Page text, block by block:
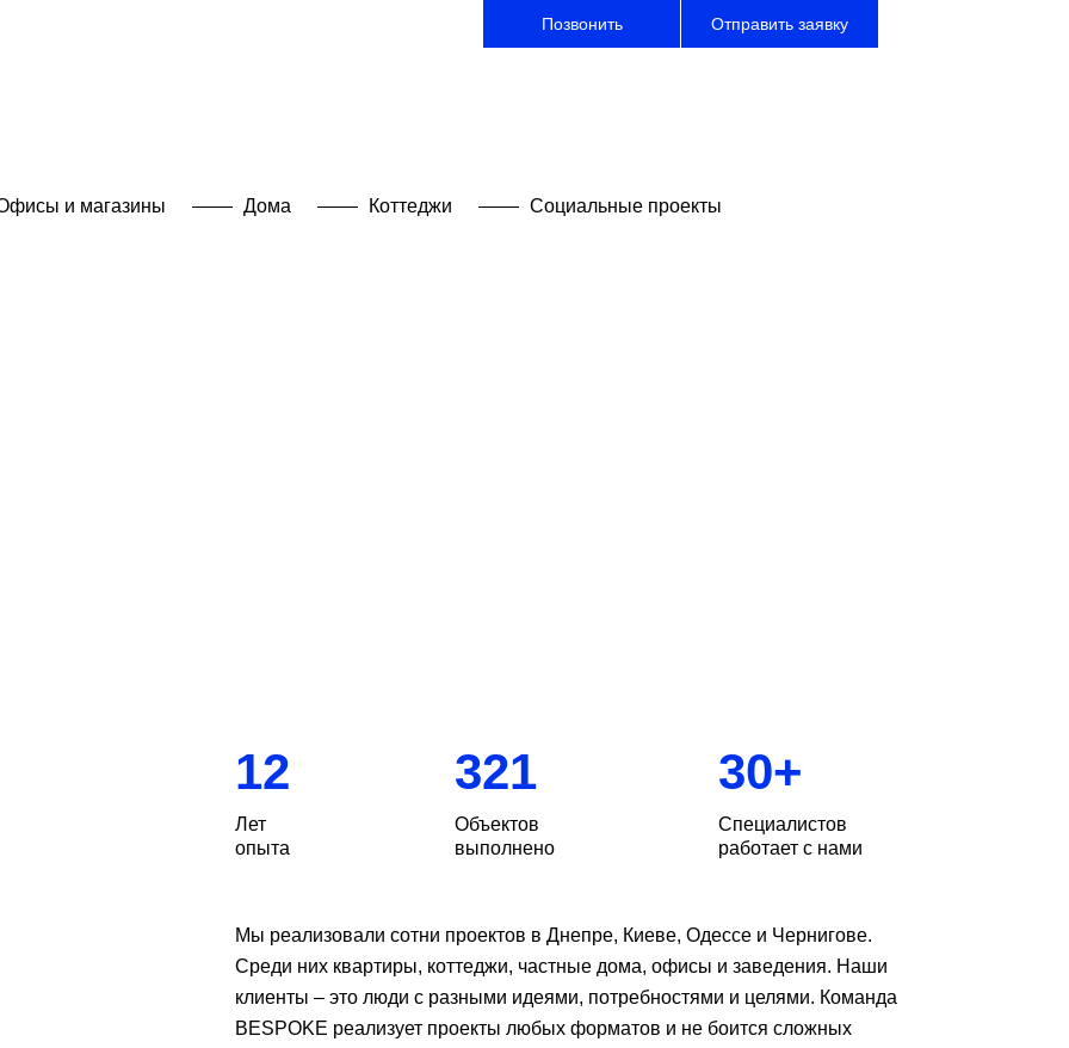
Позвонить Отправить заявку
и магазины Дома Коттеджи Социальные проекты
12
Лет
опыта
321
Объектов
выполнено
30+
Специалистов
работает с нами
Мы реализовали сотни проектов в Днепре, Киеве, Одессе и Чернигове.
Среди них квартиры, коттеджи, частные дома, офисы и заведения. Наши
клиенты – это люди с разными идеями, потребностями и целями. Команда
BESPOKE реализует проекты любых форматов и не боится сложных